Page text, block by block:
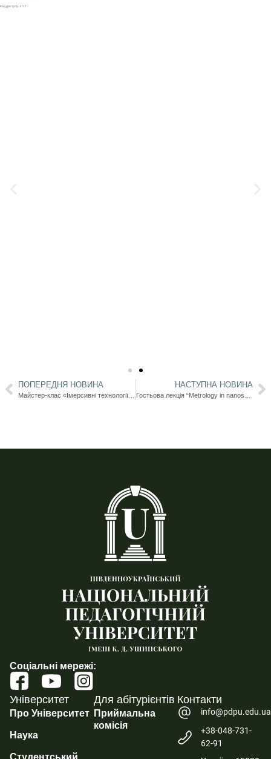
Код доступу: 1717
ПОПЕРЕДНЯ НОВИНА НАСТУПНА НОВИНА
Соціальні мережі:
Університет
Про Університет
Наука
Студентський
Для абітурієнтів
Приймальна
комісія
Контакти
info@pdpu.edu.ua
+38-048-731-
62-91